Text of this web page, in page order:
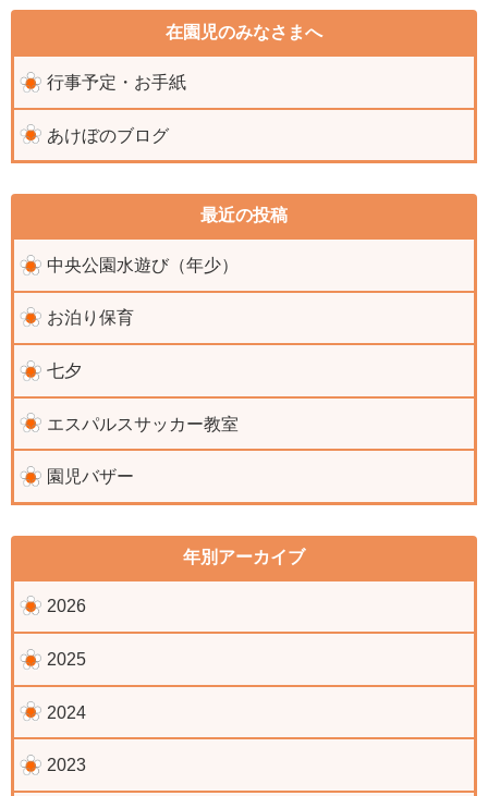
在園児のみなさまへ
行事予定・お手紙
あけぼのブログ
最近の投稿
中央公園水遊び（年少）
お泊り保育
七夕
エスパルスサッカー教室
園児バザー
年別アーカイブ
2026
2025
2024
2023